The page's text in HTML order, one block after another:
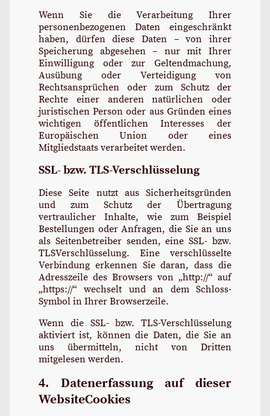
Wenn Sie die Verarbeitung Ihrer
personenbezogenen Daten eingeschränkt
haben, dürfen diese Daten – von ihrer
Speicherung abgesehen – nur mit Ihrer
Einwilligung oder zur Geltendmachung,
Ausübung oder Verteidigung von
Rechtsansprüchen oder zum Schutz der
Rechte einer anderen natürlichen oder
juristischen Person oder aus Gründen eines
wichtigen öffentlichen Interesses der
Europäischen Union oder eines
Mitgliedstaats verarbeitet werden.
SSL- bzw. TLS-Verschlüsselung
Diese Seite nutzt aus Sicherheitsgründen
und zum Schutz der Übertragung
vertraulicher Inhalte, wie zum Beispiel
Bestellungen oder Anfragen, die Sie an uns
als Seitenbetreiber senden, eine SSL- bzw.
TLSVerschlüsselung. Eine verschlüsselte
Verbindung erkennen Sie daran, dass die
Adresszeile des Browsers von „http://“ auf
„https://“ wechselt und an dem Schloss-
Symbol in Ihrer Browserzeile.
Wenn die SSL- bzw. TLS-Verschlüsselung
aktiviert ist, können die Daten, die Sie an
uns übermitteln, nicht von Dritten
mitgelesen werden.
4. Datenerfassung auf dieser
WebsiteCookies